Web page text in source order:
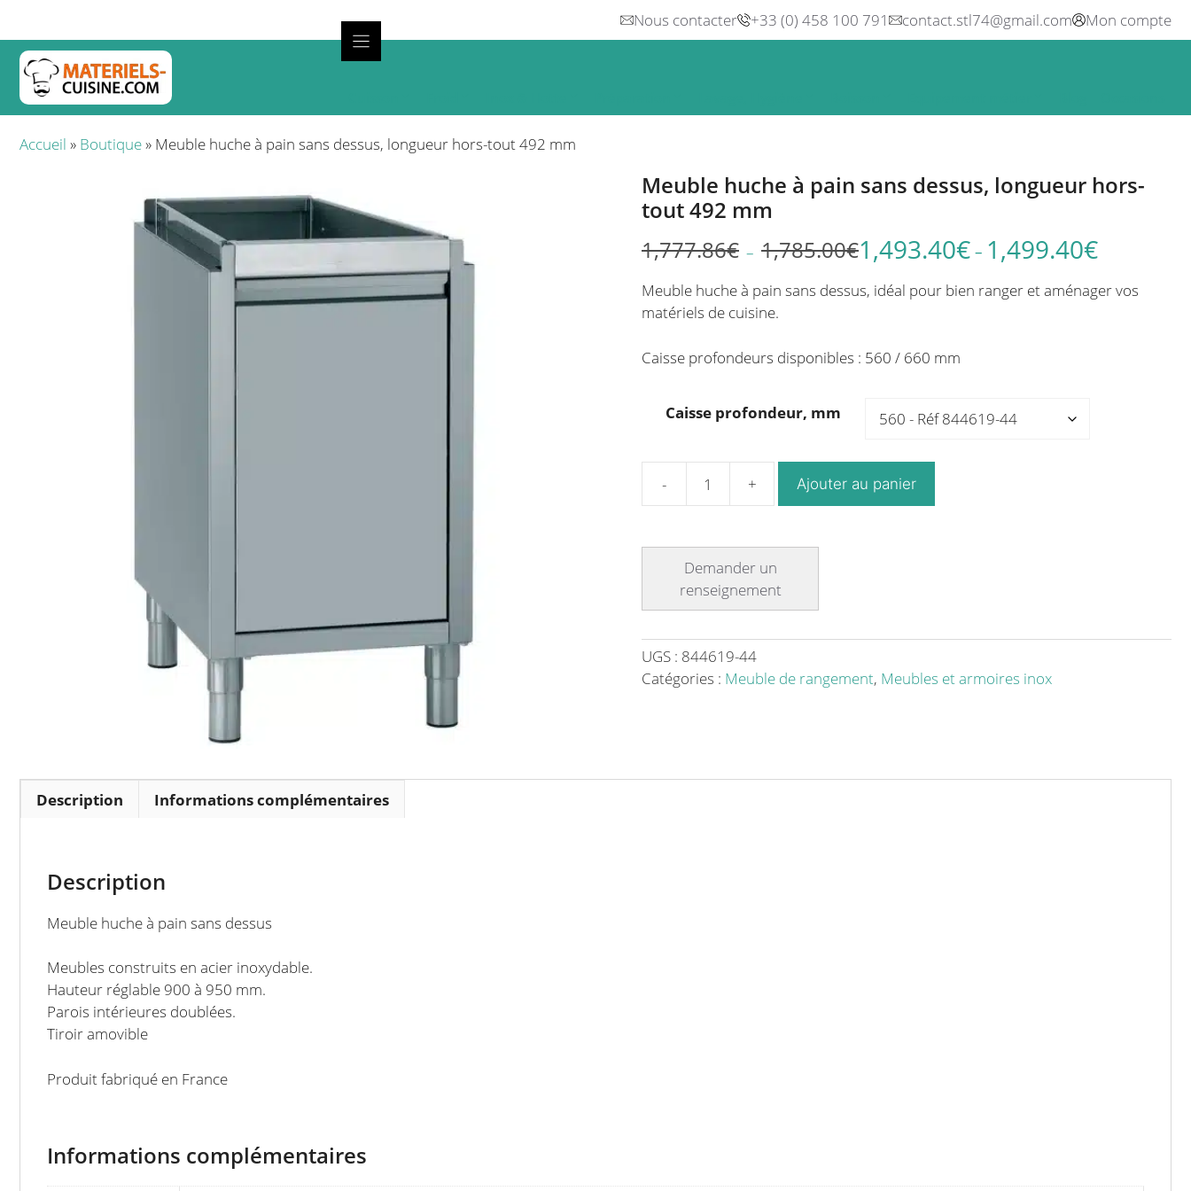
contenu
Nous contacter +33 (0) 458 100 791 contact.stl74@gmail.com Mon compte
Accueil » Boutique» Meuble huche à pain sans dessus, longueur hors-tout 492 mm
Meuble huche à pain sans dessus, longueur hors-
tout 492 mm
1,777.86€ – 1,785.00€Plage
prix :
1,785.00€
1,493.40€ – 1,499.40€
Plage
de
prix :
à
1,499.40€
Meuble huche à pain sans dessus, idéal pour bien ranger et aménager vos
matériels de cuisine.
Caisse profondeurs disponibles : 560 / 660 mm
Caisse profondeur, mm
quantité
dessus,
longueur
hors-
Ajouter au panier
UGS : 844619-44
Catégories : Meuble de rangement, Meubles et armoires inox
Description Informations complémentaires
Description
Meuble huche à pain sans dessus
Meubles construits en acier inoxydable.
Hauteur réglable 900 à 950 mm.
Parois intérieures doublées.
Tiroir amovible
Produit fabriqué en France
Informations complémentaires